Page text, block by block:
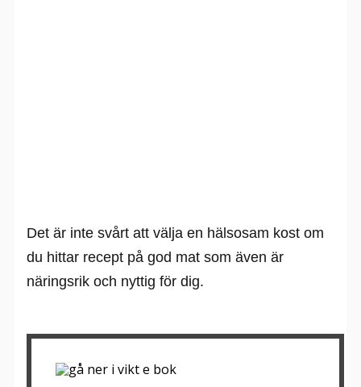
Det är inte svårt att välja en hälsosam kost om
du hittar recept på god mat som även är
näringsrik och nyttig för dig.